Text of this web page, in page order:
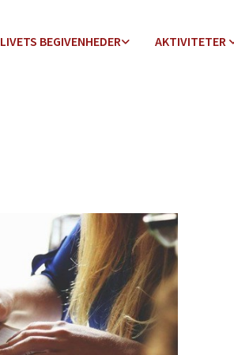
LIVETS BEGIVENHEDER AKTIVITETER